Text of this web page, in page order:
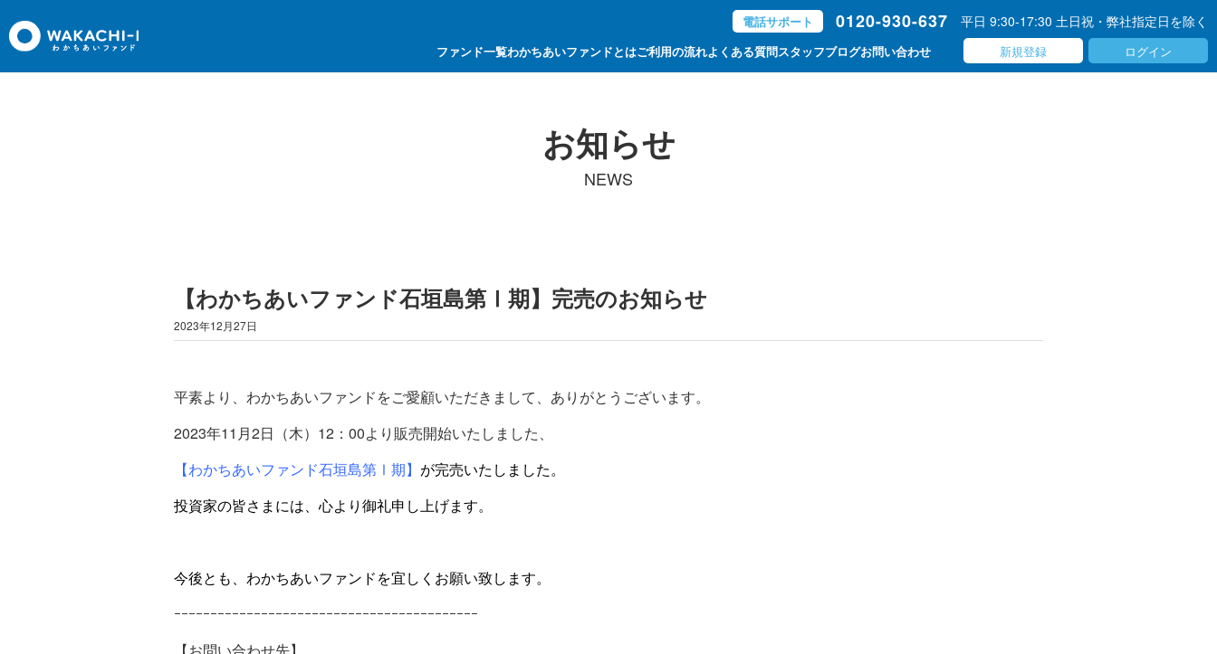
電話サポート 0120-930-637 平日 9:30-17:30 土日祝・弊社指定日を除く
ファンド一覧わかちあいファンドとはご利用の流れよくある質問スタッフブログお問い合わせ 新規登録 ログイン
お知らせ
NEWS
【わかちあいファンド石垣島第Ⅰ期】完売のお知らせ
2023年12月27日
平素より、わかちあいファンドをご愛顧いただきまして、ありがとうございます。
2023年11月2日（木）12：00より販売開始いたしました、
【わかちあいファンド石垣島第Ⅰ期】 が完売いたしました。
投資家の皆さまには、心より御礼申し上げます。
今後とも、わかちあいファンドを宜しくお願い致します。
ｰｰｰｰｰｰｰｰｰｰｰｰｰｰｰｰｰｰｰｰｰｰｰｰｰｰｰｰｰｰｰｰｰｰｰｰｰｰｰｰｰｰ